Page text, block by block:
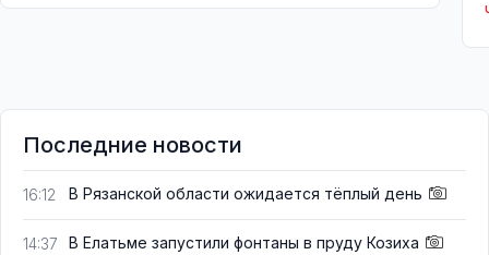
Последние новости
16:12 В Рязанской области ожидается тёплый день
14:37 В Елатьме запустили фонтаны в пруду Козиха